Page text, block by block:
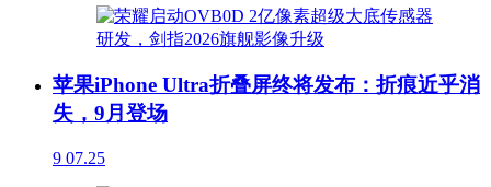
苹果iPhone Ultra折叠屏终将发布：折痕近乎消
失，9月登场
9 07.25